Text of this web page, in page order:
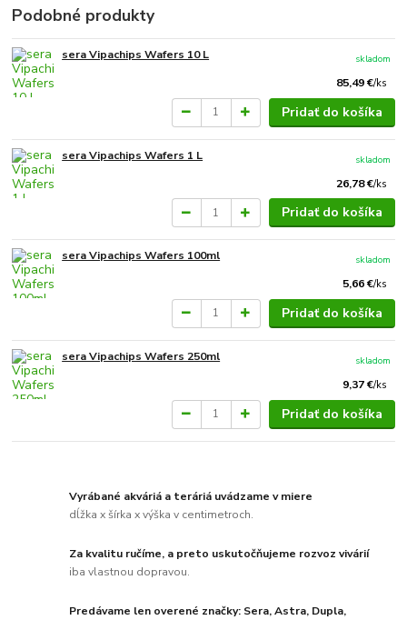
Podobné produkty
sera Vipachips Wafers 10 L
85,49 €/ks
skladom
Pridať do košíka
sera Vipachips Wafers 1 L
26,78 €/ks
skladom
Pridať do košíka
sera Vipachips Wafers 100ml
5,66 €/ks
skladom
Pridať do košíka
sera Vipachips Wafers 250ml
9,37 €/ks
skladom
Pridať do košíka
Vyrábané akváriá a teráriá uvádzame v miere
dĺžka x šírka x výška v centimetroch.
Za kvalitu ručíme, a preto uskutočňujeme rozvoz vivárií
iba vlastnou dopravou.
Predávame len overené značky: Sera, Astra, Dupla,